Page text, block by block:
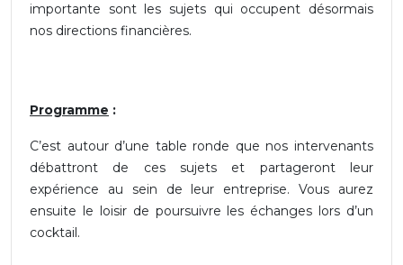
importante sont les sujets qui occupent désormais
nos directions financières.
Programme :
C’est autour d’une table ronde que nos intervenants
débattront de ces sujets et partageront leur
expérience au sein de leur entreprise. Vous aurez
ensuite le loisir de poursuivre les échanges lors d’un
cocktail.